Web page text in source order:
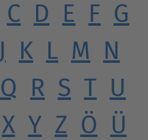
C D E F G
J K L M N
Q R S T U
X Y Z Ö Ü